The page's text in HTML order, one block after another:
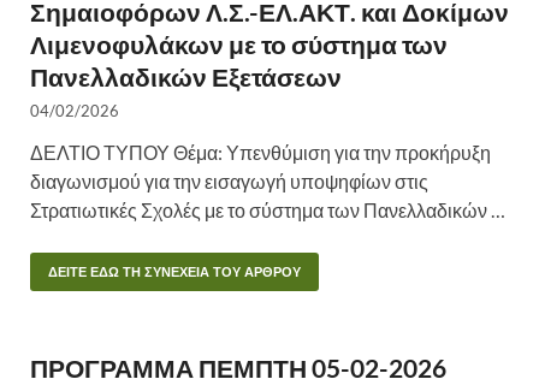
Σημαιοφόρων Λ.Σ.-ΕΛ.ΑΚΤ. και Δοκίμων
Λιμενοφυλάκων με το σύστημα των
Πανελλαδικών Εξετάσεων
04/02/2026
ΔΕΛΤΙΟ ΤΥΠΟΥ Θέμα: Υπενθύμιση για την προκήρυξη
διαγωνισμού για την εισαγωγή υποψηφίων στις
Στρατιωτικές Σχολές με το σύστημα των Πανελλαδικών …
ΔΕΙΤΕ ΕΔΩ ΤΗ ΣΥΝΕΧΕΙΑ ΤΟΥ ΑΡΘΡΟΥ
ΠΡΟΓΡΑΜΜΑ ΠΕΜΠΤΗ 05-02-2026